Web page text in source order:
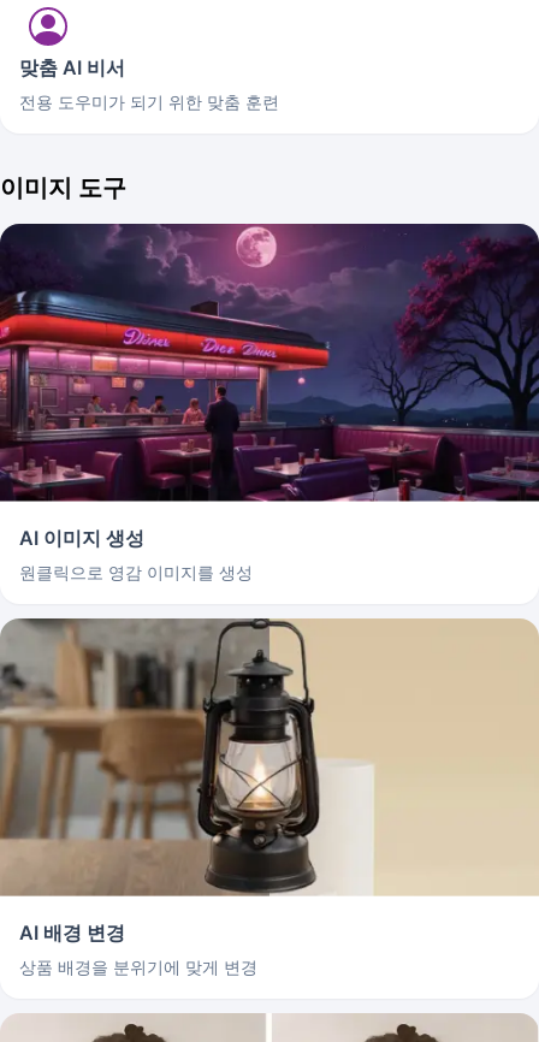
맞춤 AI 비서
전용 도우미가 되기 위한 맞춤 훈련
이미지 도구
AI 이미지 생성
원클릭으로 영감 이미지를 생성
AI 배경 변경
상품 배경을 분위기에 맞게 변경